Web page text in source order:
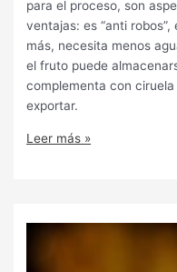
para el proceso, son
ventajas: es “anti
más, necesita menos
el fruto puede
complementa con
exportar.
Leer más »